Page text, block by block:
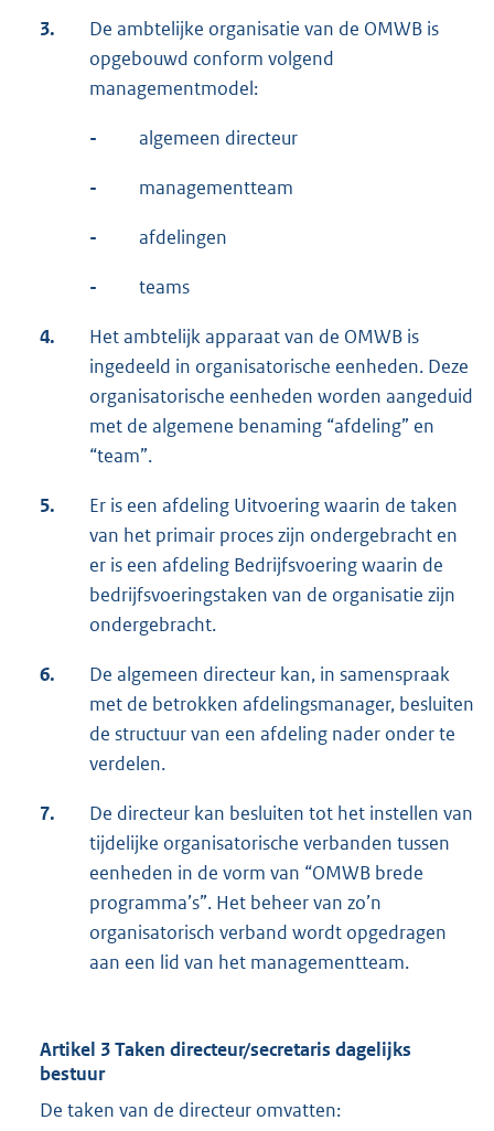
3.
De ambtelijke organisatie van de OMWB is
opgebouwd conform volgend
managementmodel:
- algemeen directeur
- managementteam
- afdelingen
- teams
4.
Het ambtelijk apparaat van de OMWB is
ingedeeld in organisatorische eenheden. Deze
organisatorische eenheden worden aangeduid
met de algemene benaming “afdeling” en
“team”.
5.
Er is een afdeling Uitvoering waarin de taken
van het primair proces zijn ondergebracht en
er is een afdeling Bedrijfsvoering waarin de
bedrijfsvoeringstaken van de organisatie zijn
ondergebracht.
6.
De algemeen directeur kan, in samenspraak
met de betrokken afdelingsmanager, besluiten
de structuur van een afdeling nader onder te
verdelen.
7.
De directeur kan besluiten tot het instellen van
tijdelijke organisatorische verbanden tussen
eenheden in de vorm van “OMWB brede
programma’s”. Het beheer van zo’n
organisatorisch verband wordt opgedragen
aan een lid van het managementteam.
Artikel 3 Taken directeur/secretaris dagelijks
bestuur
De taken van de directeur omvatten: